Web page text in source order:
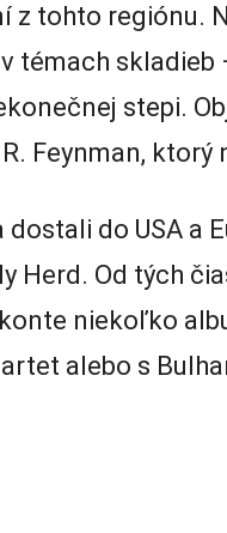
z tohto regiónu.
témach
stepi.
Feynman, ktorý
do USA a
Herd. Od tých
niekoľko
alebo s